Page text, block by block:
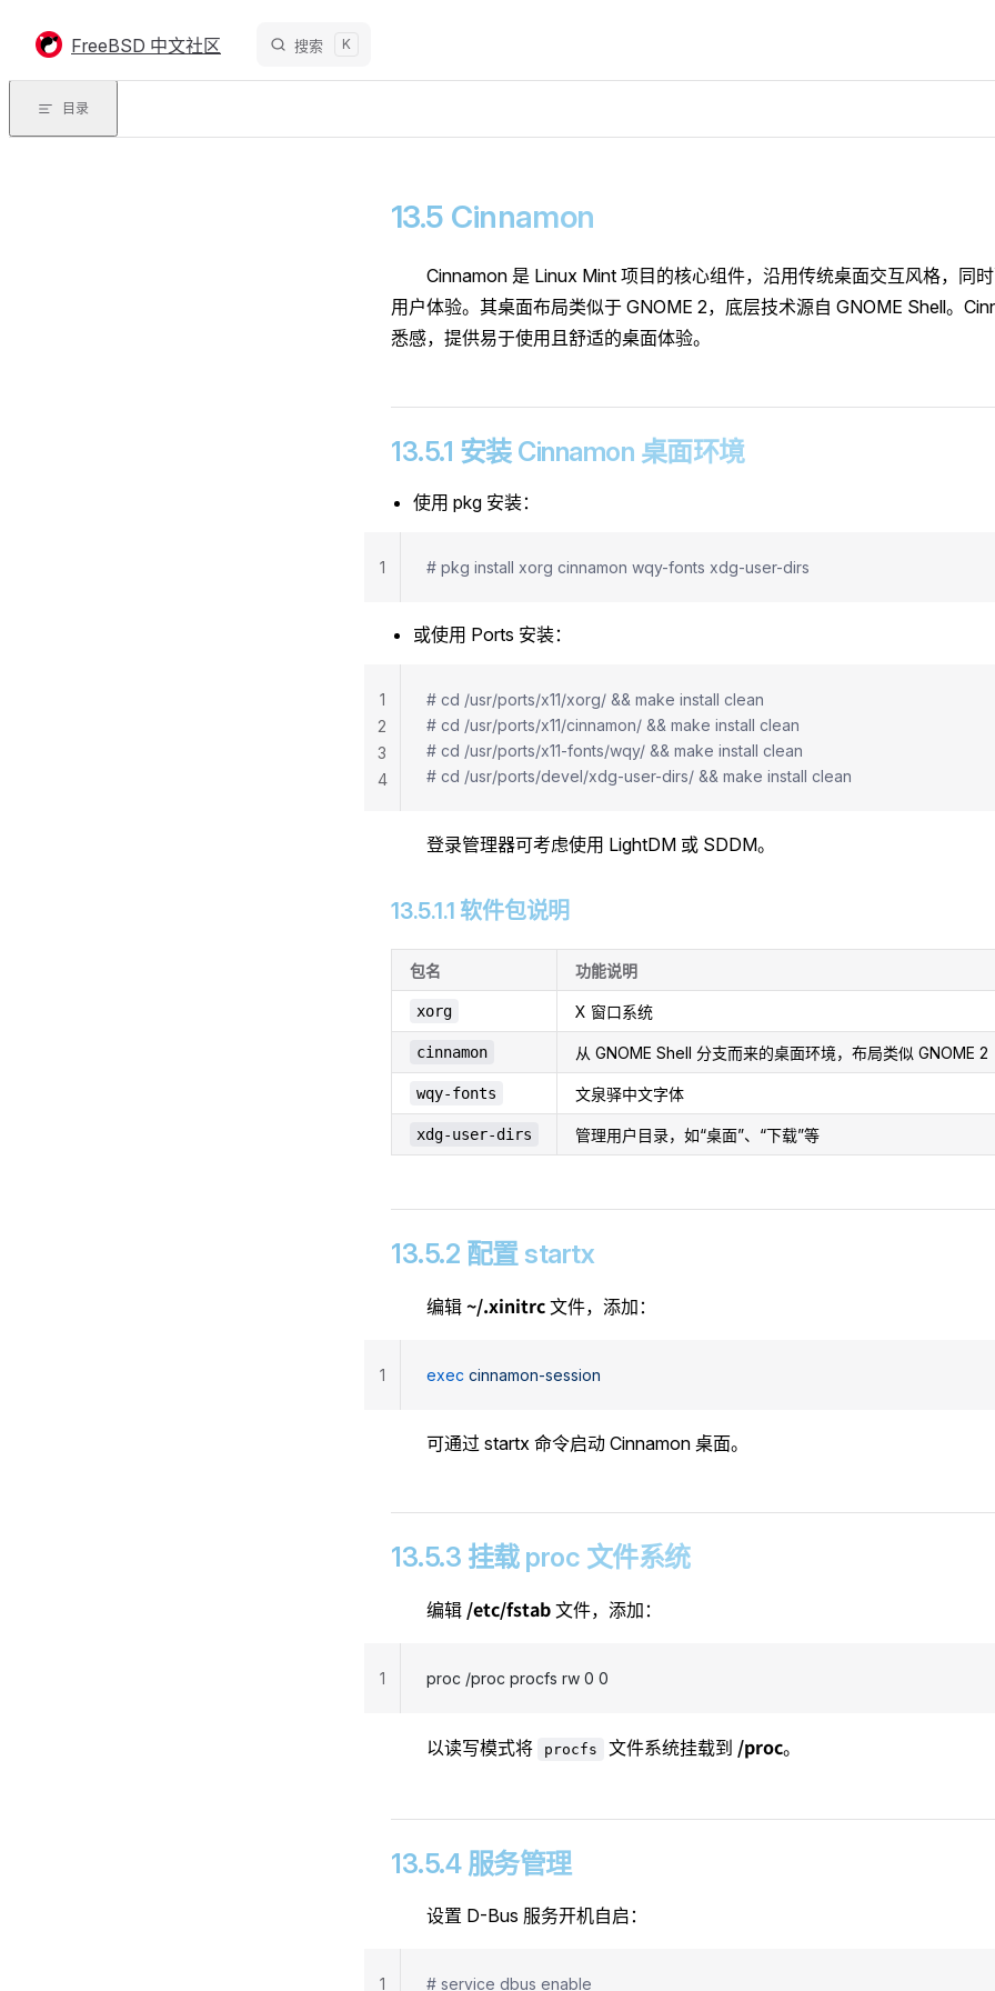
FreeBSD 中文社区 搜索 K
目录
13.5 Cinnamon
Cinnamon 是 Linux Mint 项目的核心组件，沿用传统桌面交互风格，同
用户体验。其桌面布局类似于 GNOME 2，底层技术源自 GNOME Shell。
悉感，提供易于使用且舒适的桌面体验。
13.5.1 安装 Cinnamon 桌面环境
使用 pkg 安装：
# pkg install xorg cinnamon wqy-fonts xdg-user-dirs
1
或使用 Ports 安装：
# cd /usr/ports/x11/xorg/ && make install clean
# cd /usr/ports/x11/cinnamon/ && make install clean
# cd /usr/ports/x11-fonts/wqy/ && make install clean
# cd /usr/ports/devel/xdg-user-dirs/ && make install clean
1
2
3
4
登录管理器可考虑使用 LightDM 或 SDDM。
13.5.1.1 软件包说明
包名 功能说明
xorg X 窗口系统
cinnamon 从 GNOME Shell 分支而来的桌面环境，布局类似 GNOME 2
wqy-fonts 文泉驿中文字体
xdg-user-dirs 管理用户目录，如“桌面”、“下载”等
13.5.2 配置 startx
编辑 ~/.xinitrc 文件，添加：
exec cinnamon-session
1
可通过 startx 命令启动 Cinnamon 桌面。
13.5.3 挂载 proc 文件系统
编辑 /etc/fstab 文件，添加：
proc /proc procfs rw 0 0
1
以读写模式将 procfs 文件系统挂载到 /proc。
13.5.4 服务管理
设置 D-Bus 服务开机自启：
# service dbus enable
1